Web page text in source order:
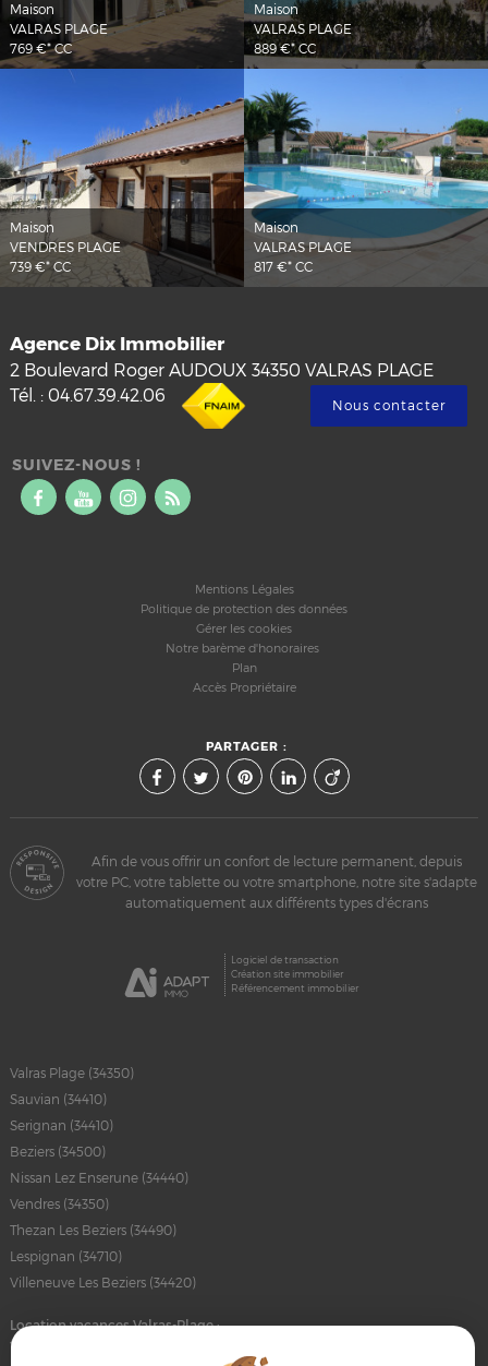
Maison
VALRAS PLAGE
769 €*CC
Maison
VALRAS PLAGE
889 €*CC
Maison
VENDRES PLAGE
739 €*CC
Maison
VALRAS PLAGE
817 €* CC
Agence Dix Immobilier
2 Boulevard Roger AUDOUX 34350 VALRAS PLAGE
Tél. : 04.67.39.42.06 Nous contacter
SUIVEZ-NOUS !
Mentions Légales
Politique de protection des données
Gérer les cookies
Notre barème d'honoraires
Plan
Accès Propriétaire
PARTAGER :
Afin de vous offrir un confort de lecture permanent, depuis
votre PC, votre tablette ou votre smartphone, notre site s'adapte
automatiquement aux différents types d'écrans
Logiciel de transaction
Création site immobilier
Référencement immobilier
Valras Plage (34350)
Sauvian (34410)
Serignan (34410)
Beziers (34500)
Nissan Lez Enserune (34440)
Vendres (34350)
Thezan Les Beziers (34490)
Lespignan (34710)
Villeneuve Les Beziers (34420)
Location vacances Valras-Plage :
trouvez votre logement idéal